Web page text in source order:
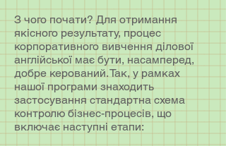
З чого почати? Для отримання
якісного результату, процес
корпоративного вивчення ділової
англійської має бути, насамперед,
добре керований. Так, у рамках
нашої програми знаходить
застосування стандартна схема
контролю бізнес-процесів, що
включає наступні етапи: